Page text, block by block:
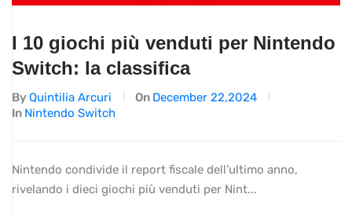
I 10 giochi più venduti per Nintendo
Switch: la classifica
By Quintilia Arcuri On December 22,2024
In Nintendo Switch
Nintendo condivide il report fiscale dell’ultimo anno,
rivelando i dieci giochi più venduti per Nint...